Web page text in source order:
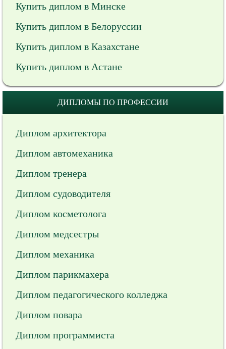
Купить диплом в Минске
Купить диплом в Белоруссии
Купить диплом в Казахстане
Купить диплом в Астане
ДИПЛОМЫ ПО ПРОФЕССИИ
Диплом архитектора
Диплом автомеханика
Диплом тренера
Диплом судоводителя
Диплом косметолога
Диплом медсестры
Диплом механика
Диплом парикмахера
Диплом педагогического колледжа
Диплом повара
Диплом программиста